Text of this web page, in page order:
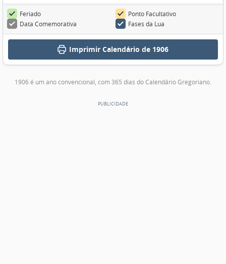
Feriado
Ponto Facultativo
Data Comemorativa
Fases da Lua
Imprimir Calendário de 1906
1906 é um ano convencional, com 365 dias do Calendário Gregoriano.